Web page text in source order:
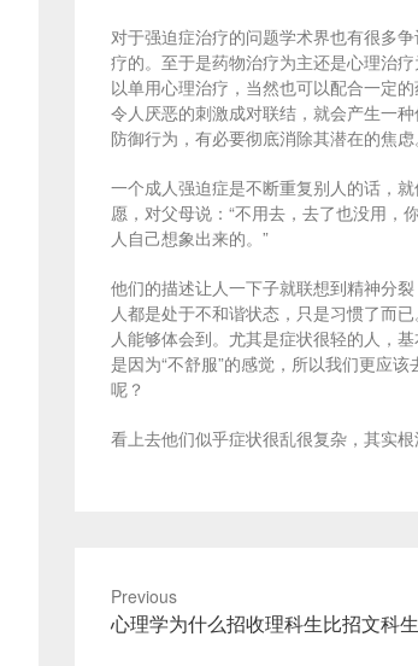
对于强迫症治疗的问题学术界也有很多
疗的。至于是药物治疗为主还是心理治
以单用心理治疗，当然也可以配合一定
令人厌恶的刺激成对联结，就会产生一
防御行为，有必要彻底消除其潜在的焦虑
一个成人强迫症是不断重复别人的话，
愿，对父母说：“不用去，去了也没用，
人自己想象出来的。”
他们的描述让人一下子就联想到精神分
人都是处于不和谐状态，只是习惯了而
人能够体会到。尤其是症状很轻的人，
是因为“不舒服”的感觉，所以我们更应
呢？
看上去他们似乎症状很乱很复杂，其实
Previous
Previous
心理学为什么招收理科生比招文科